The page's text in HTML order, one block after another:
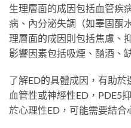
生理層面的成因包括血管疾
病、內分泌失調（如睪固酮
理層面的成因則包括焦慮、
影響因素包括吸煙、酗酒、
了解ED的具體成因，有助
血管性或神經性ED，PDE5
於心理性ED，可能需要結合